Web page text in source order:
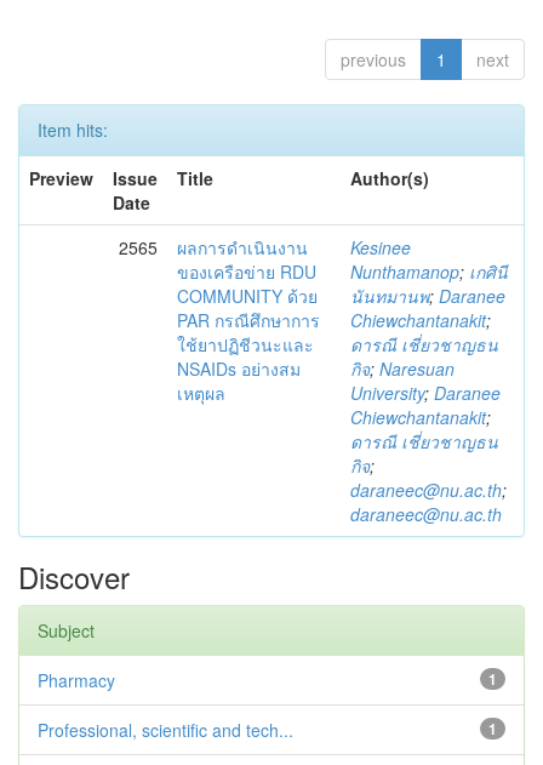
previous 1 next
Item hits:
Preview
Issue
Date
Title Author(s)
2565
ผลการดำเนินงาน
ของเครือข่าย RDU
COMMUNITY ด้วย
PAR กรณีศึกษาการ
ใช้ยาปฏิชีวนะและ
NSAIDs อย่างสม
เหตุผล
Kesinee
Nunthamanop; เกศินี
นันทมานพ; Daranee
Chiewchantanakit;
ดารณี เชี่ยวชาญธน
กิจ; Naresuan
University; Daranee
Chiewchantanakit;
ดารณี เชี่ยวชาญธน
กิจ;
daraneec@nu.ac.th;
daraneec@nu.ac.th
Discover
Subject
1
Pharmacy
1
Professional, scientific and tech...